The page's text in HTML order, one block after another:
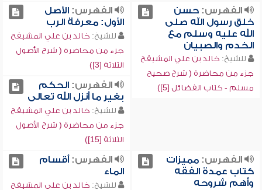
الفهرس:حسن
خلق رسول الله صلى
الله عليه وسلم مع
الخدم والصبيان
للشيخ: خالد بن علي المشيقح
جزء من محاضرة ( شرح صحيح
مسلم - كتاب الفضائل [5])
الفهرس:الأصل
الأول: معرفة الرب
للشيخ: خالد بن علي المشيقح
جزء من محاضرة ( شرح الأصول
الثلاثة [3])
الفهرس:الحكم
بغير ما أنزل الله تعالى
للشيخ: خالد بن علي المشيقح
جزء من محاضرة ( شرح الأصول
الثلاثة [15])
الفهرس:مميزات
كتاب عمدة الفقه
وأهم شروحه
الفهرس:أقسام
الماء
للشيخ: خالد بن علي المشيقح